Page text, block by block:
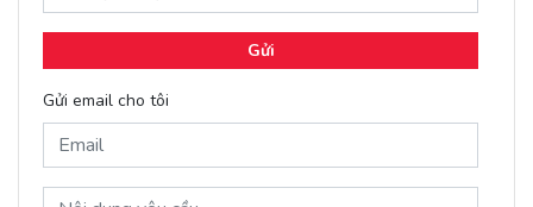
Gửi
Gửi email cho tôi